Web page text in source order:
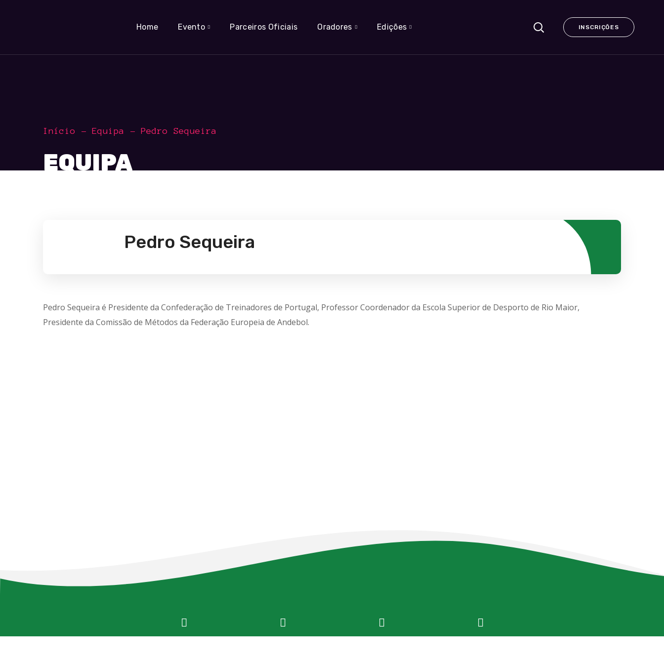
Home Evento Parceiros Oficiais Oradores Edições INSCRIÇÕES
Início Equipa Pedro Sequeira
EQUIPA
Pedro Sequeira
Pedro Sequeira é Presidente da Confederação de Treinadores de Portugal, Professor Coordenador da Escola Superior de Desporto de Rio Maior,
Presidente da Comissão de Métodos da Federação Europeia de Andebol.